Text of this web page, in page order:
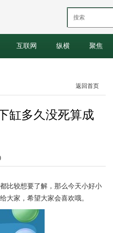
互联网 纵横 聚焦
返回首页
缸多久没死算成
比较想要了解，那么今天小好小
大家，希望大家会喜欢哦。